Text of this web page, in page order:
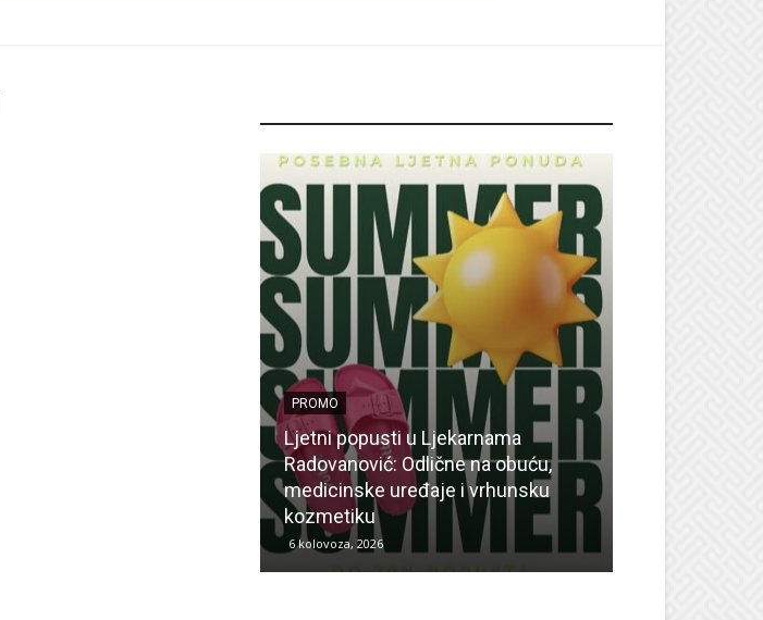
PROMO
Ljetni popusti u Ljekarnama
Radovanović: Odlične na obuću,
medicinske uređaje i vrhunsku
kozmetiku
6 kolovoza, 2026